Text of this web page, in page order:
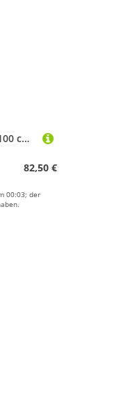
bellicon Seilring-Set für 100 cm Rebounder (Pink – Medium, bis 90 kg) | 30 Original Naturkautschuk Seilringe
82,50 €
00:03; der